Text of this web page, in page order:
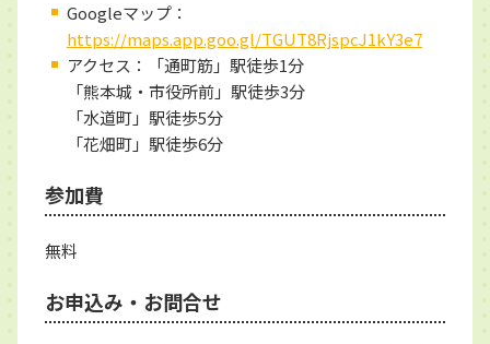
Googleマップ：
https://maps.app.goo.gl/TGUT8RjspcJ1kY3e7
アクセス：「通町筋」駅徒歩1分
「熊本城・市役所前」駅徒歩3分
「水道町」駅徒歩5分
「花畑町」駅徒歩6分
参加費
無料
お申込み・お問合せ